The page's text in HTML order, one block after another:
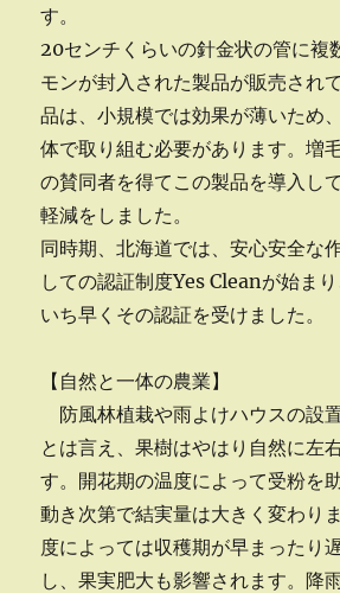
す。
20センチくらいの針金状の管に複
モンが封入された製品が販売され
品は、小規模では効果が薄いため
体で取り組む必要があります。増
の賛同者を得てこの製品を導入し
軽減をしました。
同時期、北海道では、安心安全な
しての認証制度Yes Cleanが始ま
いち早くその認証を受けました。
【自然と一体の農業】
防風林植栽や雨よけハウスの設
とは言え、果樹はやはり自然に左
す。開花期の温度によって受粉を
動き次第で結実量は大きく変わり
度によっては収穫期が早まったり
し、果実肥大も影響されます。降